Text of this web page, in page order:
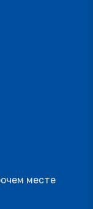
месте